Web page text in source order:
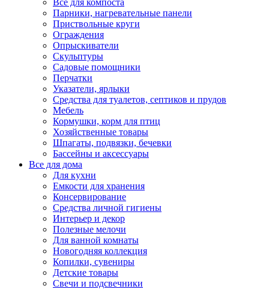
Все для компоста
Парники, нагревательные панели
Приствольные круги
Ограждения
Опрыскиватели
Скульптуры
Садовые помощники
Перчатки
Указатели, ярлыки
Средства для туалетов, септиков и прудов
Мебель
Кормушки, корм для птиц
Хозяйственные товары
Шпагаты, подвязки, бечевки
Бассейны и аксессуары
Все для дома
Для кухни
Емкости для хранения
Консервирование
Средства личной гигиены
Интерьер и декор
Полезные мелочи
Для ванной комнаты
Новогодняя коллекция
Копилки, сувениры
Детские товары
Свечи и подсвечники